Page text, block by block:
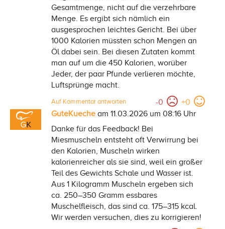
Gesamtmenge, nicht auf die verzehrbare
Menge. Es ergibt sich nämlich ein
ausgesprochen leichtes Gericht. Bei über
1000 Kalorien müssten schon Mengen an
Öl dabei sein. Bei diesen Zutaten kommt
man auf um die 450 Kalorien, worüber
Jeder, der paar Pfunde verlieren möchte,
Luftsprünge macht.
-0 +0
Auf Kommentar antworten
GuteKueche am 11.03.2026 um 08:16 Uhr
Danke für das Feedback! Bei
Miesmuscheln entsteht oft Verwirrung bei
den Kalorien, Muscheln wirken
kalorienreicher als sie sind, weil ein großer
Teil des Gewichts Schale und Wasser ist.
Aus 1 Kilogramm Muscheln ergeben sich
ca. 250–350 Gramm essbares
Muschelfleisch, das sind ca. 175–315 kcal.
Wir werden versuchen, dies zu korrigieren!